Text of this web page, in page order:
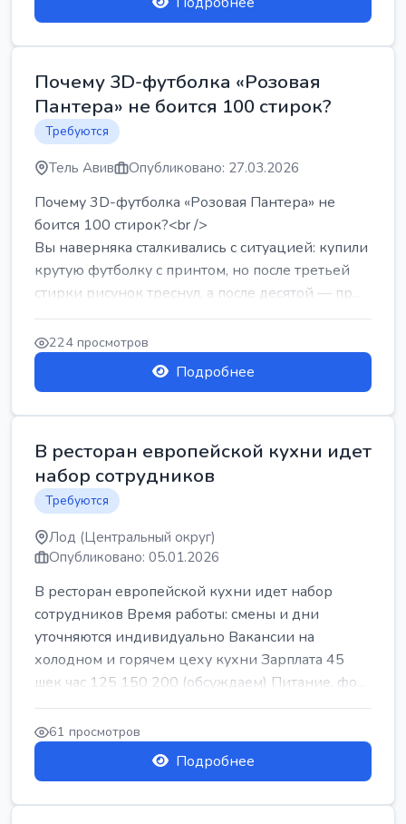
Почему 3D-футболка «Розовая
Пантера» не боится 100 стирок?
Требуются
Тель Авив Опубликовано: 27.03.2026
Почему 3D-футболка «Розовая Пантера» не
боится 100 стирок?<br />
Вы наверняка сталкивались с ситуацией: купили
крутую футболку с принтом, но после третьей
стирки рисунок треснул, а после десятой — пр...
224 просмотров
Подробнее
В ресторан европейской кухни идет
набор сотрудников
Требуются
Лод (Центральный округ)
Опубликовано: 05.01.2026
В ресторан европейской кухни идет набор
сотрудников Время работы: смены и дни
уточняются индивидуально Вакансии на
холодном и горячем цеху кухни Зарплата 45
шек час 125 150 200 (обсуждаем) Питание, фо...
61 просмотров
Подробнее